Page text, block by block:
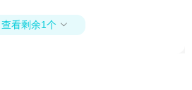
查看剩余1个 